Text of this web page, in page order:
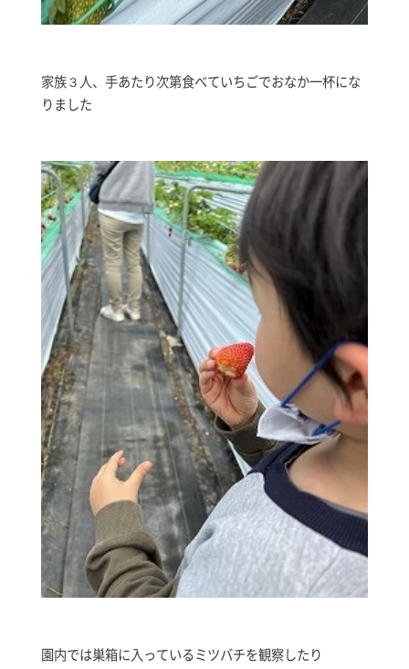
家族３人、手あたり次第食べていちごでおなか一杯にな
りました
園内では巣箱に入っているミツバチを観察したり